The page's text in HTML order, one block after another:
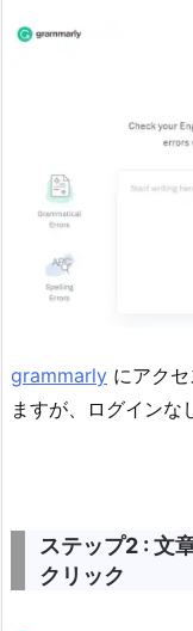
grammarly にアク
ますが、ログインな
ステップ2 : 文
クリック